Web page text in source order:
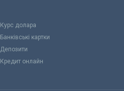
Курс долара
Банківські картки
Депозити
Кредит онлайн